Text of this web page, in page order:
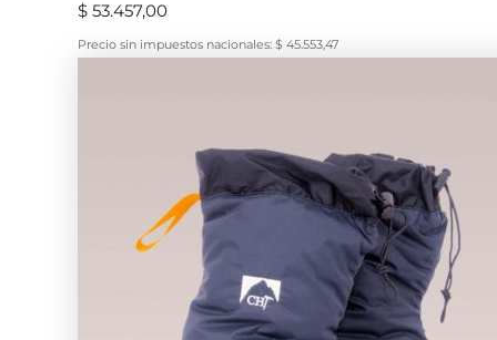
$ 53.457,00
Precio sin impuestos nacionales:$ 45.553,47